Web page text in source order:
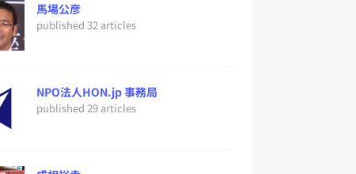
馬場公彦
published 32 articles
NPO法人HON.jp 事務局
published 29 articles